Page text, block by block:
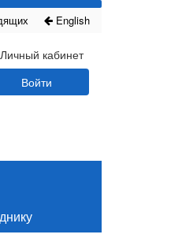
English
Личный кабинет
Войти